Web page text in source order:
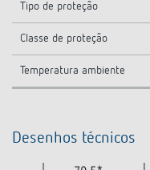
Tipo de proteção
Classe de proteção
Temperatura ambiente
Desenhos técnicos